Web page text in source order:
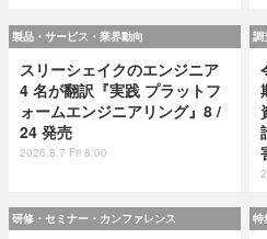
製品・サービス・業界動向
スリーシェイクのエンジニア
4 名が翻訳『実践 プラットフ
ォームエンジニアリング』8 /
24 発売
2026.8.7 Fri 8:00
調
研修・セミナー・カンファレンス 特